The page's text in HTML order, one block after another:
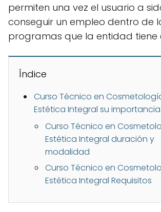
permiten una vez el usuario a
conseguir un empleo dentro de
programas que la entidad tiene
Índice
Curso Técnico en
Estética Integral su importancia
Curso Técnico en
Estética Integral duración y
modalidad
Curso Técnico en
Estética Integral Requisitos